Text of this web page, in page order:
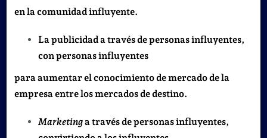
en la comunidad influyente.
La publicidad a través de personas influyentes,
con personas influyentes
para aumentar el conocimiento de mercado de la
empresa entre los mercados de destino.
Marketinga través de personas influyentes,